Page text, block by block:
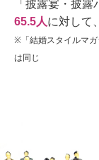
「披露宴・披
65.5人に対して、
※「結婚スタイルマ
は同じ